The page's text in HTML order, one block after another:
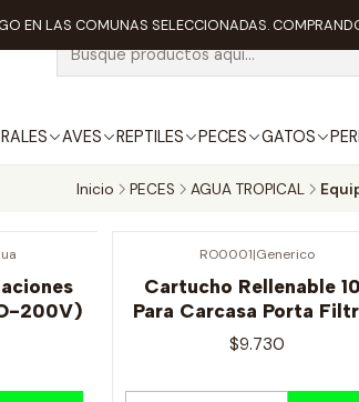
AVES REPTILES PECES GATOS
EN LAS COMUNAS SELECCIONADAS.
Inicio PECES AGUA TROPICAL
200V)
RO0001|Generico
Cartucho Rellenable
Para Carcasa Porta
$9.730